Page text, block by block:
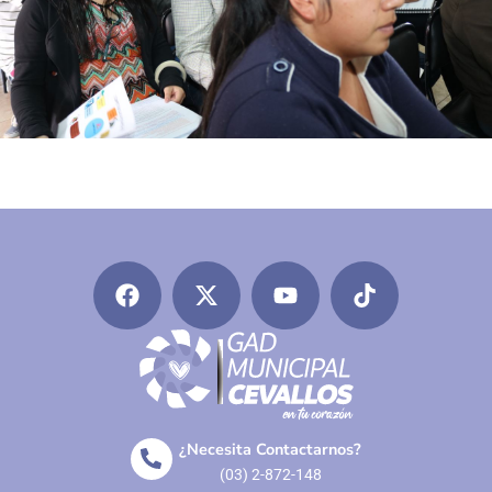
¿Necesita Contactarnos?
(03) 2-872-148